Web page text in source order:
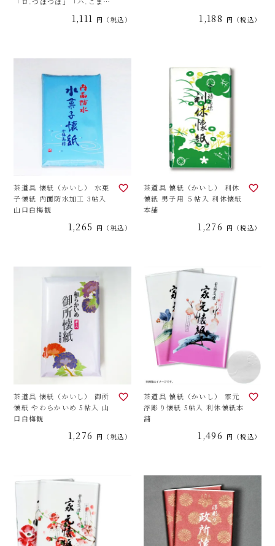
1,111 税込 1,188 税込
茶道具 懐紙（かいし） 水菓
子懐紙 内面防水加工 3帖入
山口白梅観
1,265 税込
茶道具 懐紙（かいし） 利休
懐紙 男子用 ５帖入 利休懐紙
本舗
1,276 税込
茶道具 懐紙（かいし） 御所
懐紙 やわらかいめ 5帖入 山
口白梅観
1,276 税込
茶道具 懐紙（かいし） 家元
浮彫り懐紙 5帖入 利休懐紙本
舗
1,496 税込